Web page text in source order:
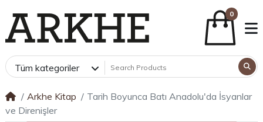
0
Tüm kategoriler
Arkhe Kitap
Tarih Boyunca Batı Anadolu'da İsyanlar
ve Direnişler